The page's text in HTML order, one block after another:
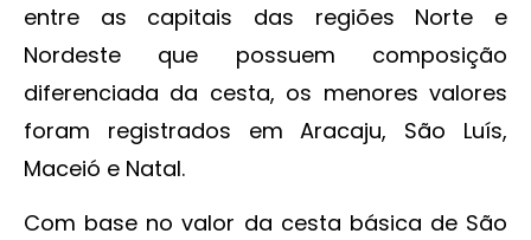
entre as capitais das regiões Norte e
Nordeste que possuem composição
diferenciada da cesta, os menores valores
foram registrados em Aracaju, São Luís,
Maceió e Natal.
Com base no valor da cesta básica de São